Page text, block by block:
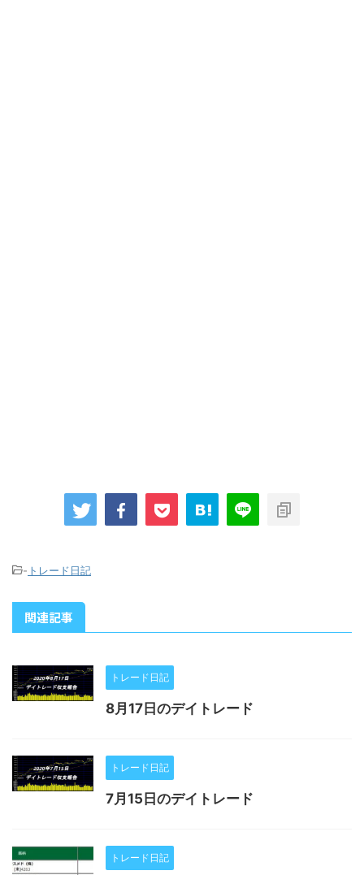
- トレード日記
関連記事
トレード日記
8月17日のデイトレード
トレード日記
7月15日のデイトレード
トレード日記